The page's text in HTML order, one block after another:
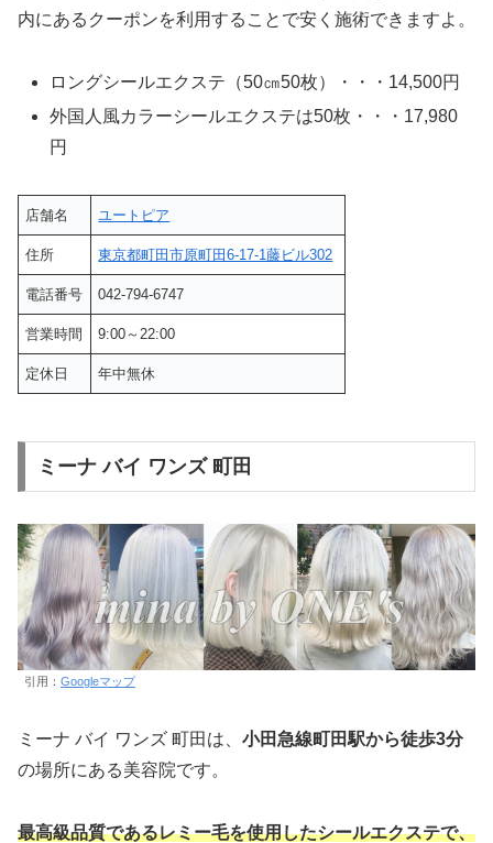
内にあるクーポンを利用することで安く施術できますよ。
ロングシールエクステ（50㎝50枚）・・・14,500円
外国人風カラーシールエクステは50枚・・・17,980
円
店舗名 ユートピア
住所 東京都町田市原町田6-17-1藤ビル302
電話番号 042-794-6747
営業時間 9:00～22:00
定休日 年中無休
ミーナ バイ ワンズ 町田
引用： Googleマップ
ミーナ バイ ワンズ 町田は、 小田急線町田駅から徒歩3分
の場所にある美容院です。
最高級品質であるレミー毛を使用したシールエクステで、